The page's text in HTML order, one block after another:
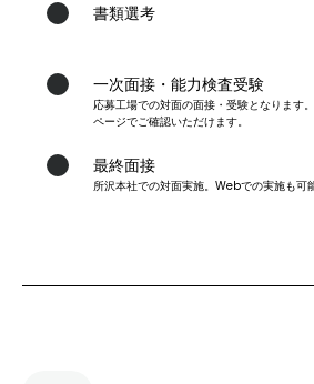
書類選考
一次面接・能力検査受験
応募工場での対面の面接・受験となります
ページでご確認いただけます。
最終面接
所沢本社での対面実施。Webでの実施も可